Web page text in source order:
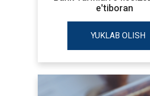
e'tiboran
YUKLAB OLISH